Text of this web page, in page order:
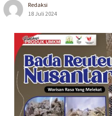
Redaksi
18 Juli 2024